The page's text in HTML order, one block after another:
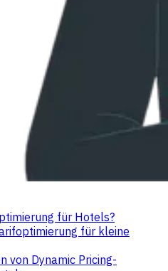
für Hotels?
für kleine
von Dynamic Pricing-